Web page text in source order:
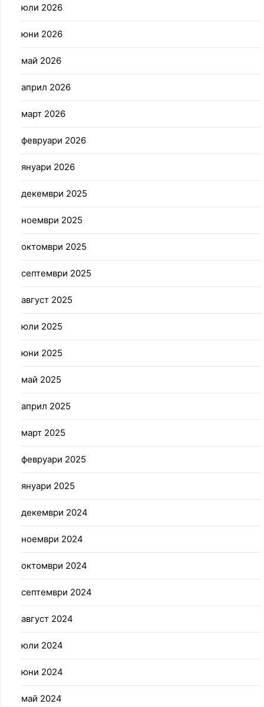
юли 2026
юни 2026
май 2026
април 2026
март 2026
февруари 2026
януари 2026
декември 2025
ноември 2025
октомври 2025
септември 2025
август 2025
юли 2025
юни 2025
май 2025
април 2025
март 2025
февруари 2025
януари 2025
декември 2024
ноември 2024
октомври 2024
септември 2024
август 2024
юли 2024
юни 2024
май 2024